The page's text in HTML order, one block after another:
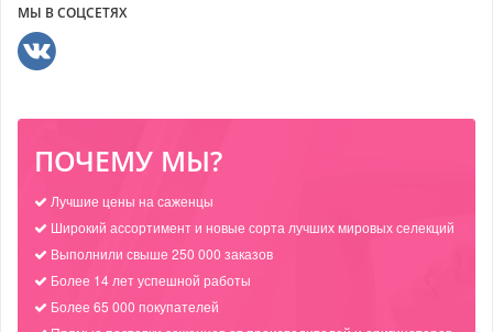
МЫ В СОЦСЕТЯХ
ПОЧЕМУ МЫ?
Лучшие цены на саженцы
Широкий ассортимент и новые сорта лучших мировых селекций
Выполнили свыше 250 000 заказов
Более 14 лет успешной работы
Более 65 000 покупателей